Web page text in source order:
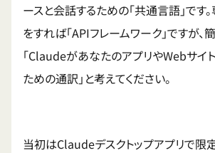
ースと会話するための「共通言語」です
をすれば「APIフレームワーク」ですが、
「ClaudeがあなたのアプリやWebサイ
ための通訳」と考えてください。
当初はClaudeデスクトップアプリで限